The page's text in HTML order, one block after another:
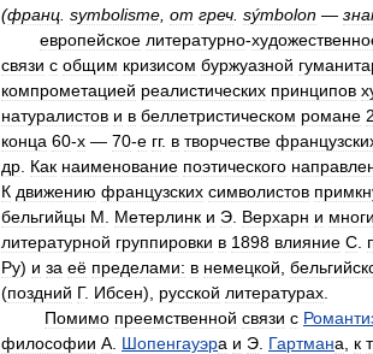
(франц symbolisme от греч sýmbolon —
европейское литературно-
связи с общим кризисом буржуазной
компрометацией реалистических принципов
натуралистов и в беллетристическом романе 2
конца 60-х — 70-е гг. в творчестве
др Как наименование поэтического
К движению французских символистов
бельгийцы М Метерлинк и Э Верхарн и
литературной группировки в 1898 влияние С
Ру) и за её пределами: в немецкой
(поздний Г. Ибсен), русской литературах
Помимо преемственной связи с
философии А Шопенгауэра и Э Гартмана к